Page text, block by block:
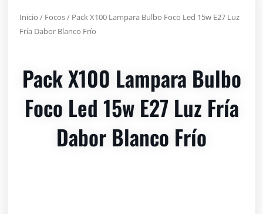
Inicio / Focos/ Pack X100 Lampara Bulbo Foco Led 15w E27 Luz
Fría Dabor Blanco Frío
Pack X100 Lampara Bulbo
Foco Led 15w E27 Luz Fría
Dabor Blanco Frío